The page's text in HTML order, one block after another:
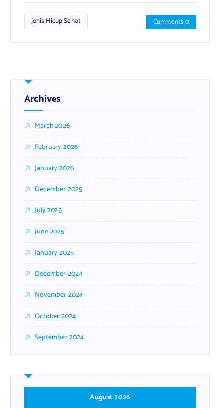
jenis Hidup Sehat Comments 0
Archives
March 2026
February 2026
January 2026
December 2025
July 2025
June 2025
January 2025
December 2024
November 2024
October 2024
September 2024
August 2026